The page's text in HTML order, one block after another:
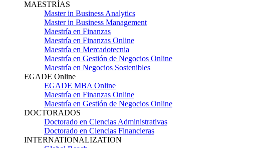
MAESTRÍAS
Master in Business Analytics
Master in Business Management
Maestría en Finanzas
Maestría en Finanzas Online
Maestría en Mercadotecnia
Maestría en Gestión de Negocios Online
Maestría en Negocios Sostenibles
EGADE Online
EGADE MBA Online
Maestría en Finanzas Online
Maestría en Gestión de Negocios Online
DOCTORADOS
Doctorado en Ciencias Administrativas
Doctorado en Ciencias Financieras
INTERNATIONALIZATION